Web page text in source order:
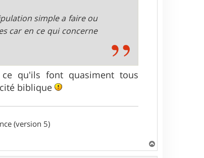
simple a faire ou
car en ce qui concerne
qu'ils font quasiment tous
biblique
(version 5)
a